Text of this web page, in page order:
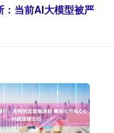
：当前AI大模型被严